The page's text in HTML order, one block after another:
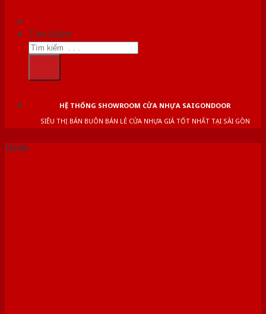
Tìm kiếm:
HỆ THỐNG SHOWROOM CỬA NHỰA SAIGONDOOR
SIÊU THỊ BÁN BUÔN BÁN LẺ CỬA NHỰA GIÁ TỐT NHẤT TẠI SÀI GÒN
Tin tức